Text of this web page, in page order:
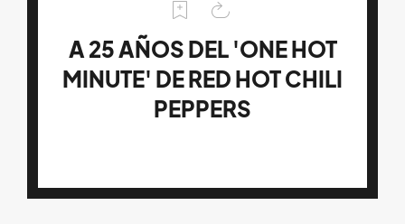
A 25 AÑOS DEL 'ONE HOT
MINUTE' DE RED HOT CHILI
PEPPERS